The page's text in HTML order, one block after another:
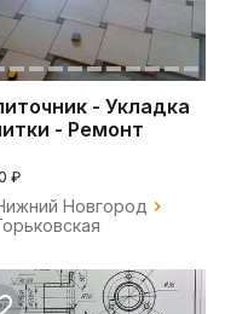
- Укладка
- Ремонт
₽
Новгород